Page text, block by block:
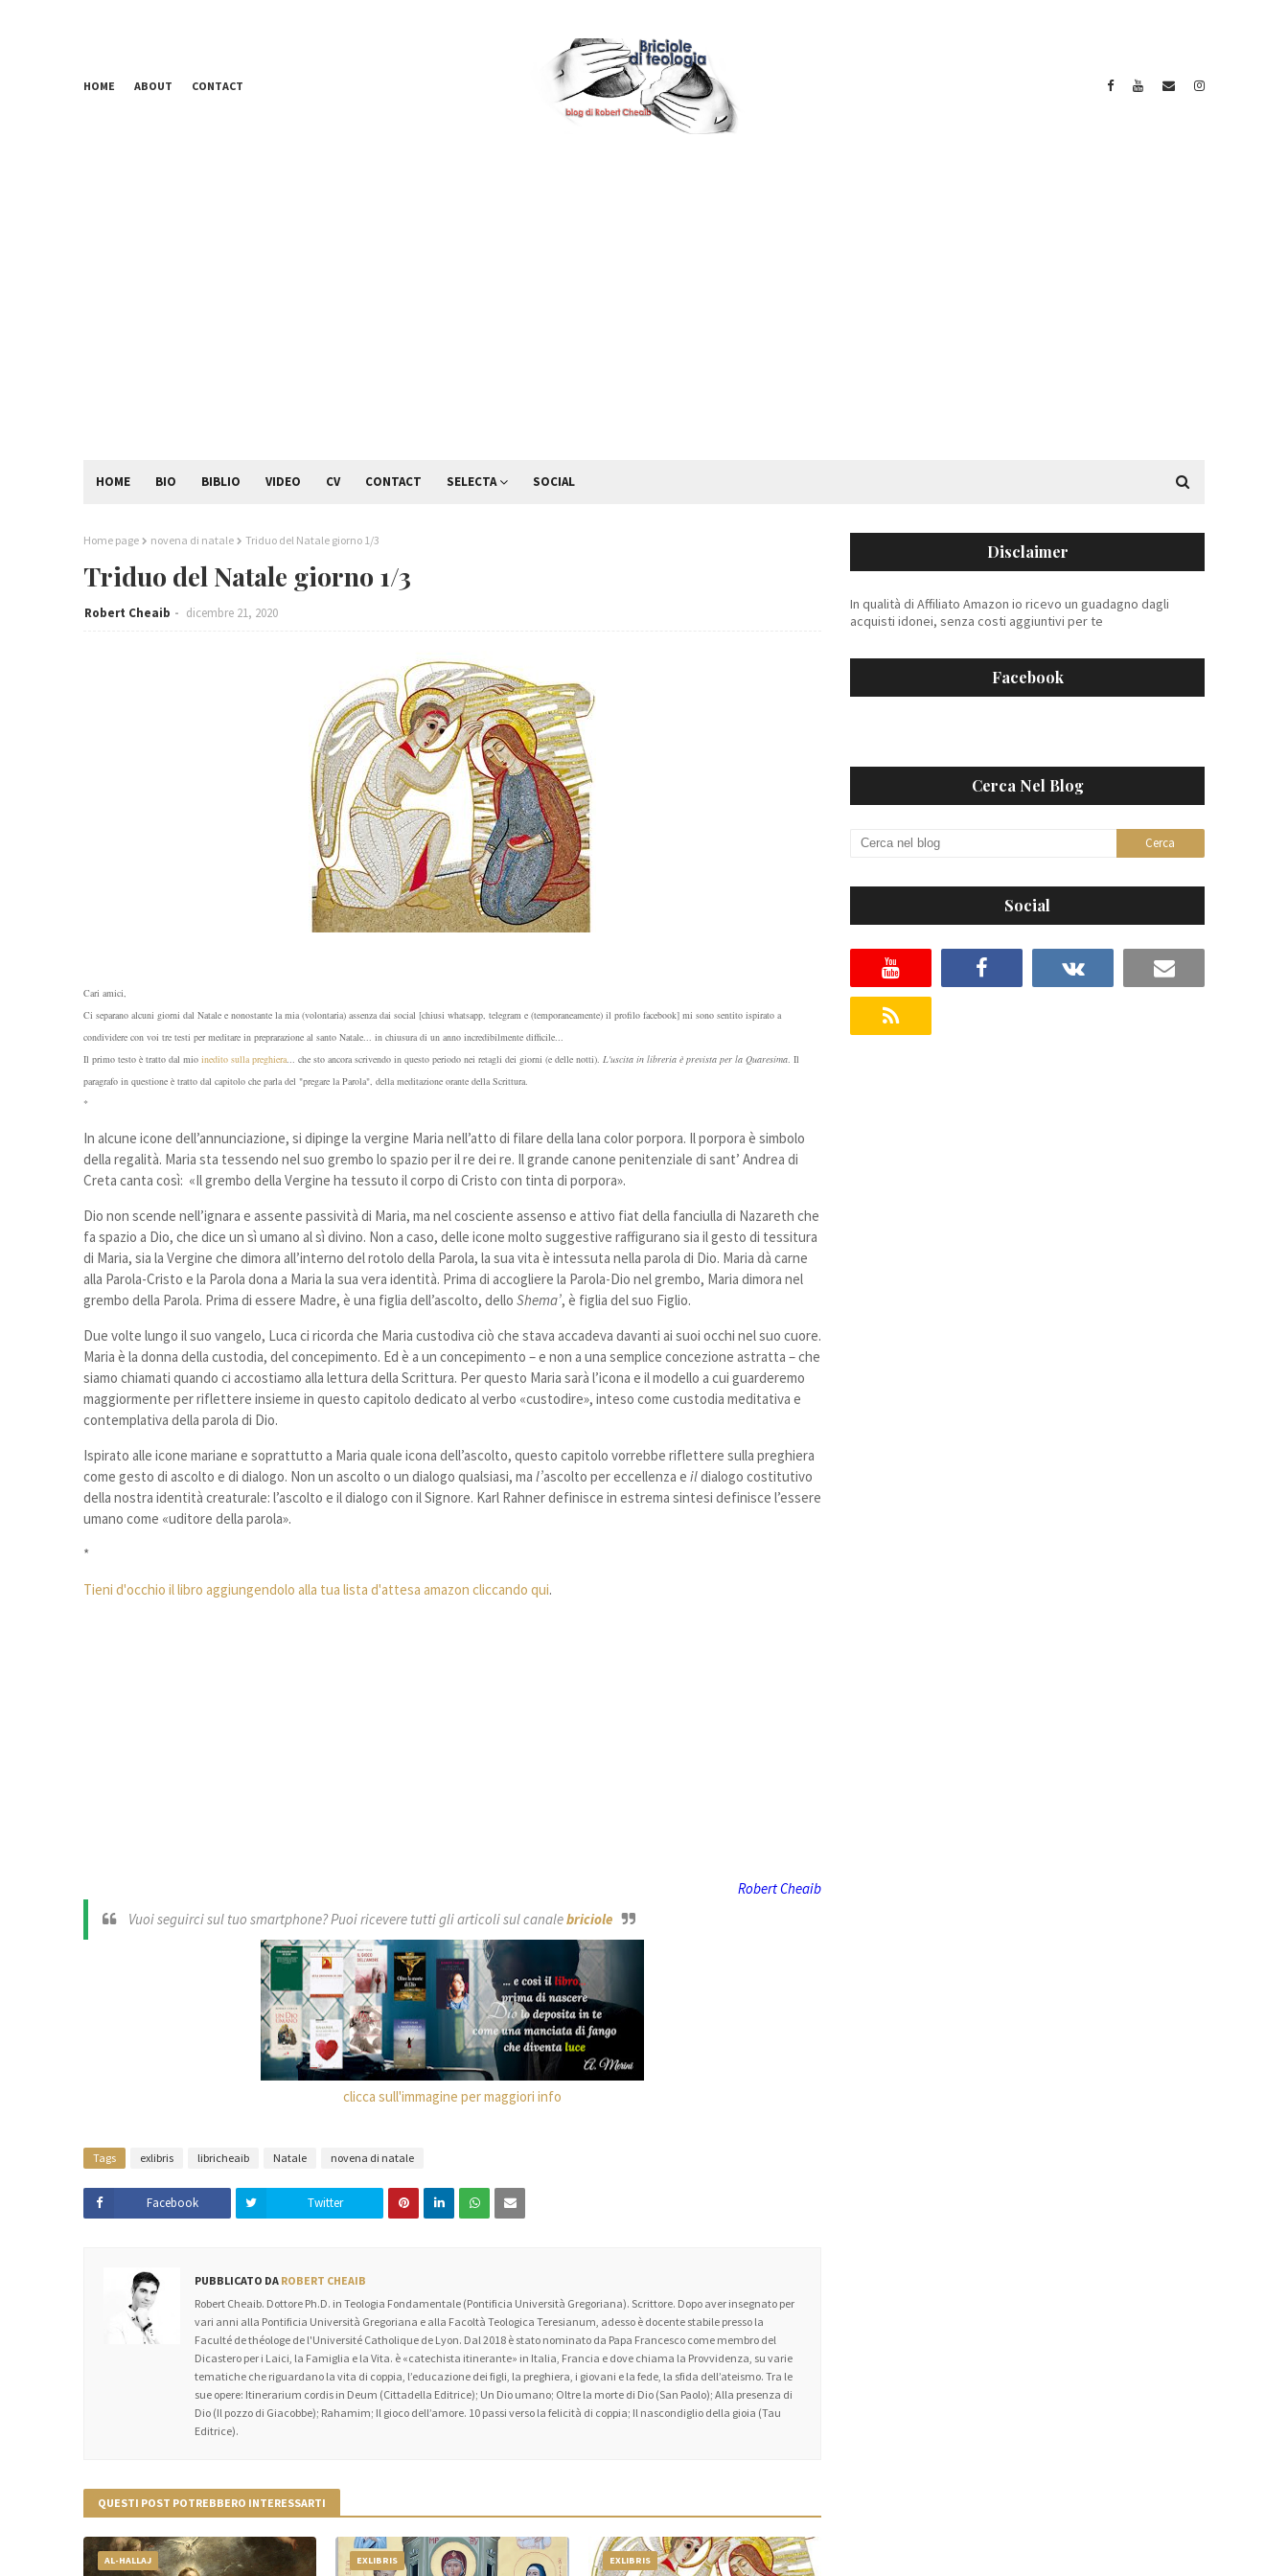
HOME ABOUT CONTACT
HOME BIO BIBLIO VIDEO CV CONTACT SELECTA SOCIAL
Home page novena di natale Triduo del Natale giorno 1/3
Triduo del Natale giorno 1/3
Robert Cheaib dicembre 21, 2020
Cari amici,
Ci separano alcuni giorni dal Natale e nonostante la mia (volontaria) assenza dai social [chiusi whatsapp, telegram e (temporaneamente) il profilo facebook] mi sono sentito ispirato a
condividere con voi tre testi per meditare in preprarazione al santo Natale... in chiusura di un anno incredibilmente difficile...
Il primo testo è tratto dal mio inedito sulla preghiera... che sto ancora scrivendo in questo periodo nei retagli dei giorni (e delle notti). L'uscita in libreria è prevista per la Quaresima. Il
paragrafo in questione è tratto dal capitolo che parla del "pregare la Parola", della meditazione orante della Scrittura.
*
In alcune icone dell’annunciazione, si dipinge la vergine Maria nell’atto di filare della lana color porpora. Il porpora è simbolo
della regalità. Maria sta tessendo nel suo grembo lo spazio per il re dei re. Il grande canone penitenziale di sant’ Andrea di
Creta canta così: «Il grembo della Vergine ha tessuto il corpo di Cristo con tinta di porpora».
Dio non scende nell’ignara e assente passività di Maria, ma nel cosciente assenso e attivo fiat della fanciulla di Nazareth che
fa spazio a Dio, che dice un sì umano al sì divino. Non a caso, delle icone molto suggestive raffigurano sia il gesto di tessitura
di Maria, sia la Vergine che dimora all’interno del rotolo della Parola, la sua vita è intessuta nella parola di Dio. Maria dà carne
alla Parola-Cristo e la Parola dona a Maria la sua vera identità. Prima di accogliere la Parola-Dio nel grembo, Maria dimora nel
grembo della Parola. Prima di essere Madre, è una figlia dell’ascolto, dello Shema’, è figlia del suo Figlio.
Due volte lungo il suo vangelo, Luca ci ricorda che Maria custodiva ciò che stava accadeva davanti ai suoi occhi nel suo cuore.
Maria è la donna della custodia, del concepimento. Ed è a un concepimento – e non a una semplice concezione astratta – che
siamo chiamati quando ci accostiamo alla lettura della Scrittura. Per questo Maria sarà l’icona e il modello a cui guarderemo
maggiormente per riflettere insieme in questo capitolo dedicato al verbo «custodire», inteso come custodia meditativa e
contemplativa della parola di Dio.
Ispirato alle icone mariane e soprattutto a Maria quale icona dell’ascolto, questo capitolo vorrebbe riflettere sulla preghiera
come gesto di ascolto e di dialogo. Non un ascolto o un dialogo qualsiasi, ma l’ascolto per eccellenza e ildialogo costitutivo
della nostra identità creaturale: l’ascolto e il dialogo con il Signore. Karl Rahner definisce in estrema sintesi definisce l’essere
umano come «uditore della parola».
*
Tieni d'occhio il libro aggiungendolo alla tua lista d'attesa amazon cliccando qui.
Robert Cheaib
Vuoi seguirci sul tuo smartphone? Puoi ricevere tutti gli articoli sul canalebriciole
clicca sull'immagine per maggiori info
Tags exlibris libricheaib Natale novena di natale
Facebook Twitter
PUBBLICATO DA ROBERT CHEAIB
Robert Cheaib. Dottore Ph.D. in Teologia Fondamentale (Pontificia Università Gregoriana). Scrittore. Dopo aver insegnato per
vari anni alla Pontificia Università Gregoriana e alla Facoltà Teologica Teresianum, adesso è docente stabile presso la
Faculté de théologe de l'Université Catholique de Lyon. Dal 2018 è stato nominato da Papa Francesco come membro del
Dicastero per i Laici, la Famiglia e la Vita. è «catechista itinerante» in Italia, Francia e dove chiama la Provvidenza, su varie
tematiche che riguardano la vita di coppia, l’educazione dei figli, la preghiera, i giovani e la fede, la sfida dell’ateismo. Tra le
sue opere: Itinerarium cordis in Deum (Cittadella Editrice); Un Dio umano; Oltre la morte di Dio (San Paolo); Alla presenza di
Dio (Il pozzo di Giacobbe); Rahamim; Il gioco dell’amore. 10 passi verso la felicità di coppia; Il nascondiglio della gioia (Tau
Editrice).
QUESTI POST POTREBBERO INTERESSARTI
AL-HALLAJ EXLIBRIS EXLIBRIS
Disclaimer
In qualità di Affiliato Amazon io ricevo un guadagno dagli
acquisti idonei, senza costi aggiuntivi per te
Facebook
Cerca Nel Blog
Social